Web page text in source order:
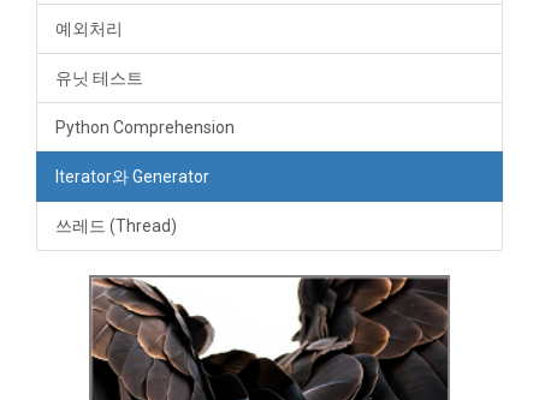
예외처리
유닛 테스트
Python Comprehension
Iterator와 Generator
쓰레드 (Thread)